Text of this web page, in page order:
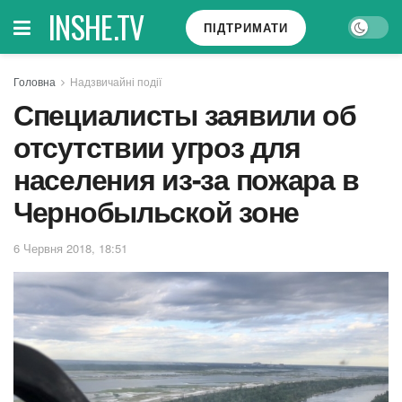
INSHE.TV ПІДТРИМАТИ
Головна Надзвичайні події
Специалисты заявили об
отсутствии угроз для
населения из-за пожара в
Чернобыльской зоне
6 Червня 2018, 18:51